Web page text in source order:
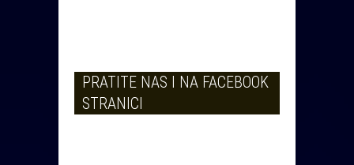
PRATITE NAS I NA FACEBOOK
STRANICI